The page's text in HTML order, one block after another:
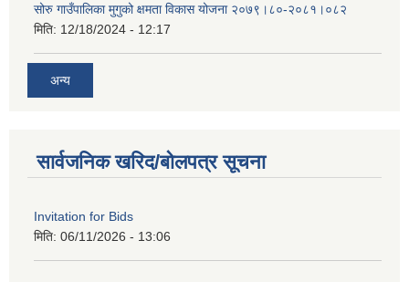
सोरु गाउँपालिका मुगुको क्षमता विकास योजना २०७९।८०-२०८१।०८२
मिति: 12/18/2024 - 12:17
अन्य
सार्वजनिक खरिद/बोलपत्र सूचना
Invitation for Bids
मिति: 06/11/2026 - 13:06